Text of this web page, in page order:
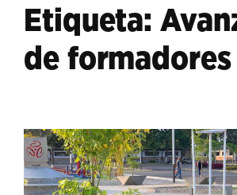
Etiqueta:
de formadores